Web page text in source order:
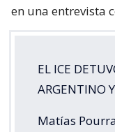
en una entrevista
EL ICE
ARGENTINO
Matías